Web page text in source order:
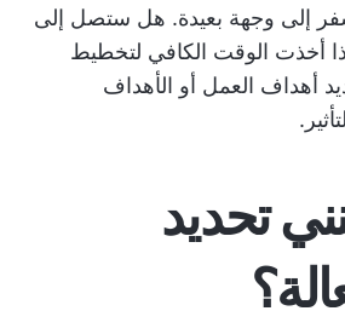
إلى وجهة بعيدة. هل ستصل إلى
أخذت الوقت الكافي لتخطيط
أهداف العمل أو الأهداف
تحديد